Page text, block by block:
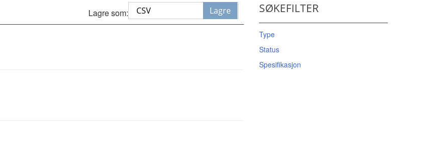
Lagre som: Lagre SØKEFILTER
Type
Status
Spesifikasjon